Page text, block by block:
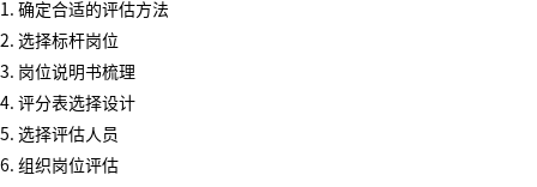
1. 确定合适的评估方法
2. 选择标杆岗位
3. 岗位说明书梳理
4. 评分表选择设计
5. 选择评估人员
6. 组织岗位评估